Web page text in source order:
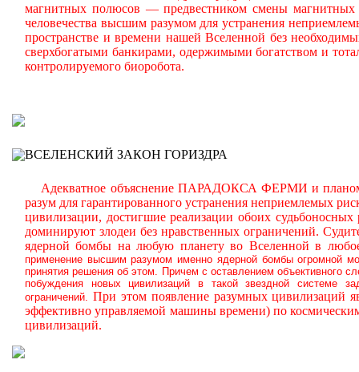
магнитных полюсов — предвестником смены магнитных
человечества высшим разумом для устранения
пространстве и времени нашей Вселенной без
сверхбогатыми банкирами, одержимыми богатством и
контролируемого биоробота.
ВСЕЛЕНСКИЙ ЗАКОН ГОРИЗДРА
Адекватное объяснение ПАРАДОКСА ФЕРМИ и
разум для гарантированного устранения неприемлемых
цивилизации, достигшие реализации обоих
доминируют злодеи без нравственных ограничений.
ядерной бомбы на любую планету во Вселенной в
применение высшим разумом именно ядерной бомбы огромной
принятия решения об этом. Причем с оставлением объективного
побуждения новых цивилизаций в такой звездной системе
ограничений. При этом появление разумных цивилизаций
эффективно управляемой машины времени) по
цивилизаций.